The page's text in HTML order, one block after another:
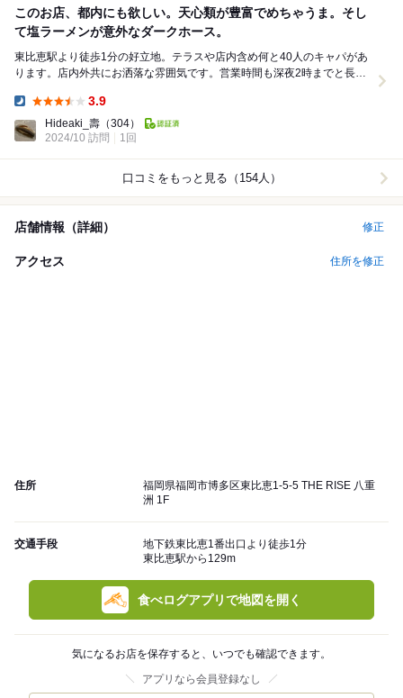
このお店、都内にも欲しい。天心類が豊富でめちゃうま。そし
て塩ラーメンが意外なダークホース。
東比恵駅より徒歩1分の好立地。テラスや店内含め何と40人のキャパがあ
ります。店内外共にお洒落な雰囲気です。営業時間も深夜2時までと長
3.9
Hideaki_壽 （304）
2024/10 訪問
1回
口コミをもっと見る（154人）
店舗情報（詳細） 修正
アクセス 住所を修正
住所
福岡県福岡市博多区東比恵1-5-5 THE RISE 八重
洲 1F
交通手段
地下鉄東比恵1番出口より徒歩1分
東比恵駅から129m
食べログアプリで地図を開く
気になるお店を保存すると、いつでも確認できます。
アプリなら会員登録なし